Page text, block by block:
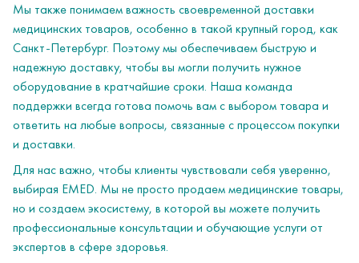
Мы также понимаем важность своевременной доставки
медицинских товаров, особенно в такой крупный город, как
Санкт-Петербург. Поэтому мы обеспечиваем быструю и
надежную доставку, чтобы вы могли получить нужное
оборудование в кратчайшие сроки. Наша команда
поддержки всегда готова помочь вам с выбором товара и
ответить на любые вопросы, связанные с процессом покупки
и доставки.
Для нас важно, чтобы клиенты чувствовали себя уверенно,
выбирая EMED. Мы не просто продаем медицинские товары,
но и создаем экосистему, в которой вы можете получить
профессиональные консультации и обучающие услуги от
экспертов в сфере здоровья.